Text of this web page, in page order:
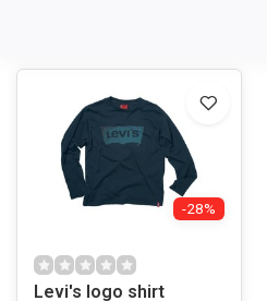
-28%
Levi's logo shirt